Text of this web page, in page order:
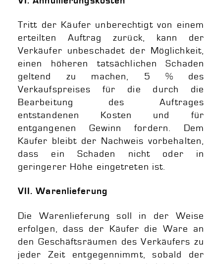
Tritt der Käufer unberechtigt von einem
erteilten Auftrag zurück, kann der
Verkäufer unbeschadet der Möglichkeit,
einen höheren tatsächlichen Schaden
geltend zu machen, 5 % des
Verkaufspreises für die durch die
Bearbeitung des Auftrages
entstandenen Kosten und für
entgangenen Gewinn fordern. Dem
Käufer bleibt der Nachweis vorbehalten,
dass ein Schaden nicht oder in
geringerer Höhe eingetreten ist.
VII. Warenlieferung
Die Warenlieferung soll in der Weise
erfolgen, dass der Käufer die Ware an
den Geschäftsräumen des Verkäufers zu
jeder Zeit entgegennimmt, sobald der